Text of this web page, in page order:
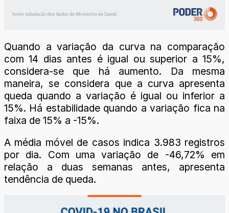
Quando a variação da curva na comparação
com 14 dias antes é igual ou superior a 15%,
considera-se que há aumento. Da mesma
maneira, se considera que a curva apresenta
queda quando a variação é igual ou inferior a
15%. Há estabilidade quando a variação fica na
faixa de 15% a -15%.
A média móvel de casos indica 3.983 registros
por dia. Com uma variação de -46,72% em
relação a duas semanas antes, apresenta
tendência de queda.